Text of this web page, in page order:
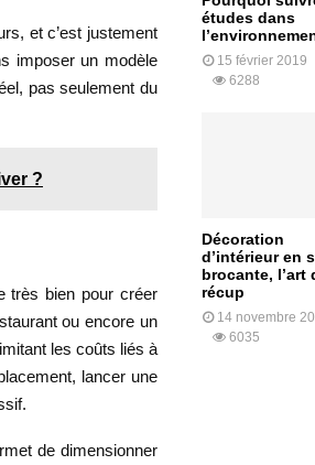
et c’est justement
imposer un modèle
pas seulement du
?
très bien pour créer
ou encore un
les coûts liés à
lancer une
de dimensionner
études dans
15 février 2019
6288
Décoration
d’intérieur en
brocante, l’art
récup
14 novembre
6035